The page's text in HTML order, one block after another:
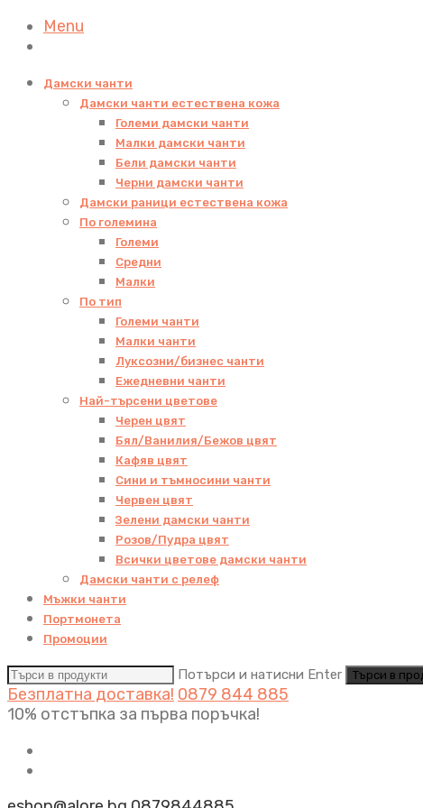
Menu
Дамски чанти
Дамски чанти естествена кожа
Големи дамски чанти
Малки дамски чанти
Бели дамски чанти
Черни дамски чанти
Дамски раници естествена кожа
По големина
Големи
Средни
Малки
По тип
Големи чанти
Малки чанти
Луксозни/бизнес чанти
Ежедневни чанти
Най-търсени цветове
Черен цвят
Бял/Ванилия/Бежов цвят
Кафяв цвят
Сини и тъмносини чанти
Червен цвят
Зелени дамски чанти
Розов/Пудра цвят
Всички цветове дамски чанти
Дамски чанти с релеф
Мъжки чанти
Портмонета
Промоции
Потърси и натисни Enter
Безплатна доставка! 0879 844 885
10% отстъпка за първа поръчка!